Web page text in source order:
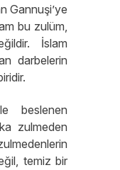
Gannuşi’ye
bu zulüm,
İslam
darbelerin
beslenen
zulmeden
temiz bir